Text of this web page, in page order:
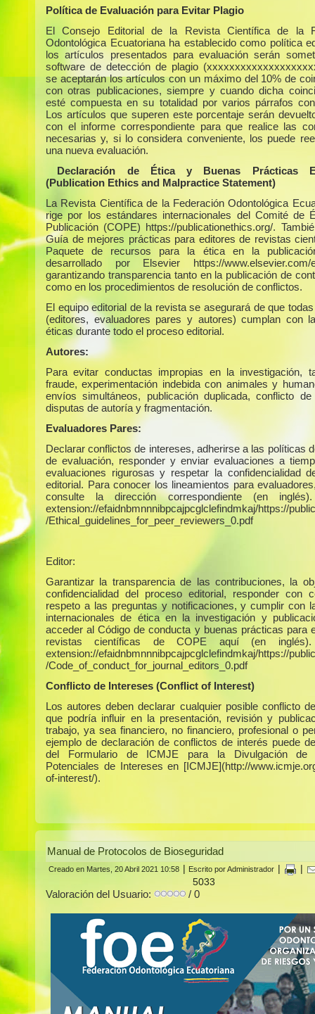
Política de Evaluación para Evitar Plagio
El Consejo Editorial de la Revista Científica de la
Odontológica Ecuatoriana ha establecido como política
los artículos presentados para evaluación serán
software de detección de plagio
se aceptarán los artículos con un máximo del 10% de
con otras publicaciones, siempre y cuando dicha
esté compuesta en su totalidad por varios párrafos
Los artículos que superen este porcentaje serán
con el informe correspondiente para que realice las
necesarias y, si lo considera conveniente, los puede
una nueva evaluación.
Declaración de Ética y Buenas Prácticas
(Publication Ethics and Malpractice Statement)
La Revista Científica de la Federación Odontológica
rige por los estándares internacionales del Comité de
Publicación (COPE) https://publicationethics.org/.
Guía de mejores prácticas para editores de revistas
Paquete de recursos para la ética en la
desarrollado por Elsevier https://www.elsevier.com/
garantizando transparencia tanto en la publicación de
como en los procedimientos de resolución de conflictos.
El equipo editorial de la revista se asegurará de que
(editores, evaluadores pares y autores) cumplan con
éticas durante todo el proceso editorial.
Autores:
Para evitar conductas impropias en la investigación,
fraude, experimentación indebida con animales y
envíos simultáneos, publicación duplicada, conflicto de
disputas de autoría y fragmentación.
Evaluadores Pares:
Declarar conflictos de intereses, adherirse a las políticas
de evaluación, responder y enviar evaluaciones a
evaluaciones rigurosas y respetar la confidencialidad
editorial. Para conocer los lineamientos para
consulte la dirección correspondiente (en
extension://efaidnbmnnnibpcajpcglclefindmkaj/https://
/Ethical_guidelines_for_peer_reviewers_0.pdf
Editor:
Garantizar la transparencia de las contribuciones, la
confidencialidad del proceso editorial, responder con
respeto a las preguntas y notificaciones, y cumplir con
internacionales de ética en la investigación y
acceder al Código de conducta y buenas prácticas para
revistas científicas de COPE aquí (en inglés).
extension://efaidnbmnnnibpcajpcglclefindmkaj/https://
/Code_of_conduct_for_journal_editors_0.pdf
Conflicto de Intereses (Conflict of Interest)
Los autores deben declarar cualquier posible conflicto
que podría influir en la presentación, revisión y
trabajo, ya sea financiero, no financiero, profesional o
ejemplo de declaración de conflictos de interés puede
del Formulario de ICMJE para la Divulgación de
Potenciales de Intereses en [ICMJE](http://
of-interest/).
Manual de Protocolos de Bioseguridad
Creado en Martes, 20 Abril 2021 10:58 Escrito por Administrador
5033
Valoración del Usuario: / 0